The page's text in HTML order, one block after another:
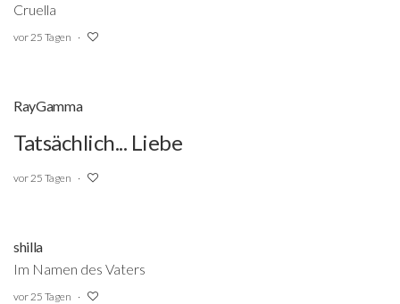
Cruella
vor 25 Tagen
RayGamma
Tatsächlich... Liebe
vor 25 Tagen
shilla
Im Namen des Vaters
vor 25 Tagen